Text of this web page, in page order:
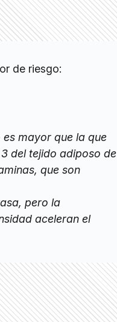
de riesgo:
mayor que la que
del tejido adiposo de
que son
pero la
aceleran el